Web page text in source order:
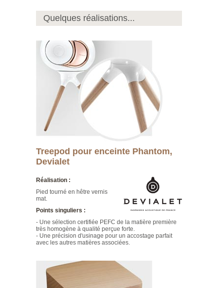
Quelques réalisations...
Treepod pour enceinte Phantom,
Devialet
Réalisation :
Pied tourné en hêtre vernis
mat.
Points singuliers :
- Une sélection certifiée PEFC de la matière première
très homogène à qualité perçue forte.
- Une précision d'usinage pour un accostage parfait
avec les autres matières associées.